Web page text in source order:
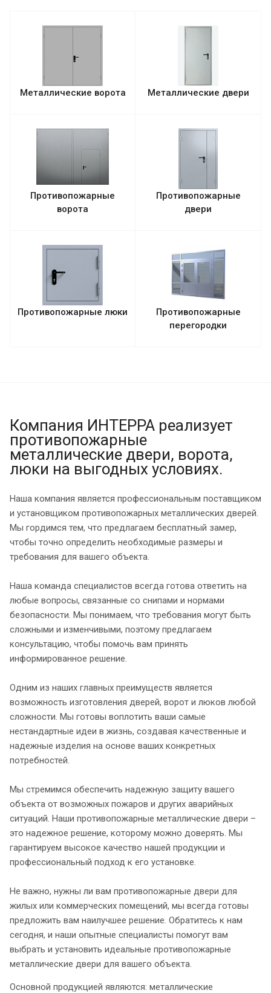
Металлические ворота Металлические двери
Противопожарные
ворота
Противопожарные
двери
Противопожарные люки
Противопожарные
перегородки
Компания ИНТЕРРА реализует
противопожарные
металлические двери, ворота,
люки на выгодных условиях.
Наша компания является профессиональным поставщиком
и установщиком противопожарных металлических дверей.
Мы гордимся тем, что предлагаем бесплатный замер,
чтобы точно определить необходимые размеры и
требования для вашего объекта.
Наша команда специалистов всегда готова ответить на
любые вопросы, связанные со снипами и нормами
безопасности. Мы понимаем, что требования могут быть
сложными и изменчивыми, поэтому предлагаем
консультацию, чтобы помочь вам принять
информированное решение.
Одним из наших главных преимуществ является
возможность изготовления дверей, ворот и люков любой
сложности. Мы готовы воплотить ваши самые
нестандартные идеи в жизнь, создавая качественные и
надежные изделия на основе ваших конкретных
потребностей.
Мы стремимся обеспечить надежную защиту вашего
объекта от возможных пожаров и других аварийных
ситуаций. Наши противопожарные металлические двери –
это надежное решение, которому можно доверять. Мы
гарантируем высокое качество нашей продукции и
профессиональный подход к его установке.
Не важно, нужны ли вам противопожарные двери для
жилых или коммерческих помещений, мы всегда готовы
предложить вам наилучшее решение. Обратитесь к нам
сегодня, и наши опытные специалисты помогут вам
выбрать и установить идеальные противопожарные
металлические двери для вашего объекта.
Основной продукцией являются: металлические